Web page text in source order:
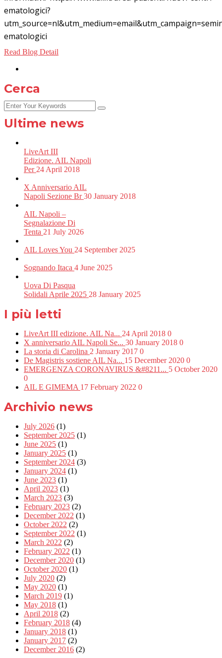
ematologici?
ematologici
Read Blog Detail
Cerca
Ultime news
LiveArt III
Edizione. AIL Napoli
Per 24 April 2018
X Anniversario AIL
Napoli Sezione Br30 January 2018
AIL Napoli –
Segnalazione Di
Tenta 21 July 2026
AIL Loves You 24 September 2025
Sognando Itaca 4 June 2025
Uova Di Pasqua
Solidali Aprile 2025 28 January 2025
I più letti
LiveArt III edizione. AIL Na... 24 April 2018 0
X anniversario AIL Napoli Se... 30 January 2018 0
La storia di Carolina 2 January 2017 0
De Magistris sostiene AIL Na... 15 December 2020 0
EMERGENZA CORONAVIRUS &#8211... 5 October 2020
0
AIL E GIMEMA 17 February 2022 0
Archivio news
July 2026 (1)
September 2025 (1)
June 2025 (1)
January 2025 (1)
September 2024 (3)
January 2024 (1)
June 2023 (1)
April 2023 (1)
March 2023 (3)
February 2023 (2)
December 2022 (1)
October 2022 (2)
September 2022 (1)
March 2022 (2)
February 2022 (1)
December 2020 (1)
October 2020 (1)
July 2020 (2)
May 2020 (1)
March 2019 (1)
May 2018 (1)
April 2018 (2)
February 2018 (4)
January 2018 (1)
January 2017 (2)
December 2016 (2)